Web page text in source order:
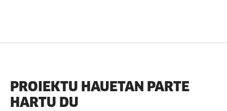
PROIEKTU HAUETAN PARTE
HARTU DU